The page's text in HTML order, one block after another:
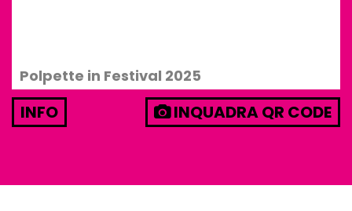
Polpette in Festival 2025
INFO INQUADRA QR CODE